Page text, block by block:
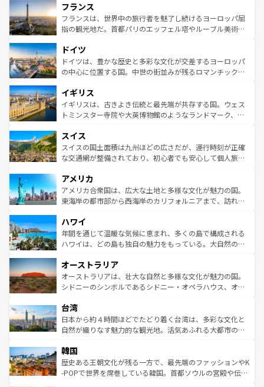
ませてくれるイタリアで、忘れられない旅をしてみよう！
なお、新着のイタリア情報はコンテンツ一覧 を参照してほ
しい。
文化が根付くこの国では、情熱的なフラメンコ、熱気あふ
れる闘牛、そして美味しいタパスが生活の一部となってい
る。首都マドリードの洗練された雰囲気や、バルセロナの
の城塞都市、穏やかなビーチリゾートまで多彩な表情を見
せる。地方によって風土や気候が異なるスペインはその個
性で訪れる人を魅了する。 なお、新着のスペイン情報はコ
フランス
フランスは、世界中の旅行者を魅了し続けるヨーロッパ屈
指の観光地だ。首都パリのエッフェル塔やルーブル美術館
で、幅広い魅力が詰まっている。華麗な宮殿、歴史的な大
聖堂、美しいビーチ、そして豊かな自然が、訪れる者を心
から魅了する。また、フランスは美食の国としても知ら
いる。シャンパンの発祥地であるランス、プロヴァンスの
香り高いラベンダー畑など、多彩な楽しみ方が可能だ。さ
らに、パリ以外の地域にも魅力が溢れており、どの街角に
れる地方に足を運ぶとそれぞれで全く異なる文化を体験で
きるだろう。 なお、新着のフランス情報はコンテンツ一覧
を参照してほしい。
ドイツ
ドイツは、豊かな歴史と多彩な文化が交差するヨーロッパ
の中心に位置する国。中世の街並みが残るロマンチック街
顔を持つこの国は、どこを歩いても飽きることがない。ベ
ルリンの文化的活気、バイエルン州のアルプスの絶景、そ
してライン川沿いのワイン畑といった風景は必見。ビール
は、お酒好きな人にはぜひ体験してほしい。 なお、新着の
ドイツ情報はコンテンツ一覧を参照してほしい。
イギリス
イギリスは、古きよき伝統と最先端が共存する国。ウェス
トミンスター寺院や大英博物館のようなランドマーク、歴
リアごとに異なる魅力がある。また、優雅なアフタヌーン
ティー、ビール好きにはたまらない英国パブ、サッカー観
戦など、本場だからこそできる体験も豊富。イギリスを旅
ンツ一覧を参照してほしい。
スイス
スイスの国土面積は九州ほどの広さだが、運行時刻が正確
な交通網が整備されており、初心者でも安心して個人旅行
の建物がそのまま残る町や、スイスならではのユニークな
博物館もあり、アルプス観光だけでなく町歩きも満喫する
ことができる。国民の所得が高いため物価も高いが、旅行
ば市内交通費無料で観光を楽しむこともできる。 なお、新
着のスイス情報はコンテンツ一覧 を参照してほしい。
アメリカ
アメリカ合衆国は、広大な土地と多様な文化が魅力の国。
東海岸の都市部から西海岸のカリフォルニアまで、訪れる
のような巨大都市は、観光、ショッピング、エンターテイ
ンメントが詰まった刺激的なスポットだ。一方、アメリカ
西部には大自然が広がり、グランドキャニオンやイエロー
部のニューオーリンズでは、音楽と美食が融合した独特の
文化が魅力。旅行者はアメリカの各地域で異なる魅力を楽
しみながら、その多様性と豊かな歴史を感じることができ
ならではの贅沢な旅のスタイルだ。 なお、新着のアメリカ
情報はコンテンツ一覧を参照してほしい。
ハワイ
年間を通じて温暖な気候に恵まれ、多くの島で構成される
ハワイは、どの島も独自の魅力をもっている。大自然の神
ワイ島は見逃せない。また、定番の観光地といえばオアフ
島だが、静かな自然を求めるならマウイ島やカウアイ島が
おすすめ。エメラルドグリーンに輝く海をはじめ、豊かな
れるおもてなしの心で訪れる人々を迎えてくれるハワイの
人々、おいしいローカルフードやハワイアンミュージッ
ク、伝統的なフラダンスなど、すべてがハワイの魅力を彩
ワイを、存分に味わってほしい。 なお、新着のハワイ情報
はコンテンツ一覧を参照してほしい。
オーストラリア
オーストラリアは、壮大な自然と多様な文化が魅力の国。
シドニーのシンボルであるシドニー・オペラハウス、オー
リアリーフや大陸中央部にそびえるウルル（エアーズロッ
ク）、タスマニアの美しい原生林やケアンズの熱帯雨林な
ど、見どころがたくさん。また、カフェやワイン、オージ
いる。アクティビティも充実しており、サーフィンやダイ
ビング、ハイキングなど、アウトドア好きにはたまらな
い。オーストラリアの多彩な魅力を存分に味わいつくそ
台湾
日本から約４時間ほどでたどり着く台湾は、多彩な文化と
自然が織りなす魅力的な観光地。活気あふれる大都市の台
ン）、静ひつな山岳地帯である台湾東部など、都市の喧騒
と山間の静けさが共存しており、訪れる人に新しい発見と
驚きをもたらしてくれる。また、奥深い台湾の食文化も魅
韓国
歴史ある王朝文化が残る一方で、最先端のファッションやK
-POPで世界を席巻している韓国。首都ソウルの宮殿や伝統